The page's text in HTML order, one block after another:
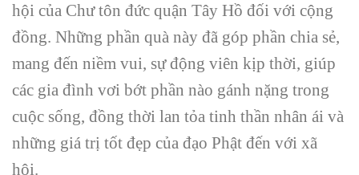
hội của Chư tôn đức quận Tây Hồ đối với cộng
đồng. Những phần quà này đã góp phần chia sẻ,
mang đến niềm vui, sự động viên kịp thời, giúp
các gia đình vơi bớt phần nào gánh nặng trong
cuộc sống, đồng thời lan tỏa tinh thần nhân ái và
những giá trị tốt đẹp của đạo Phật đến với xã
hội.